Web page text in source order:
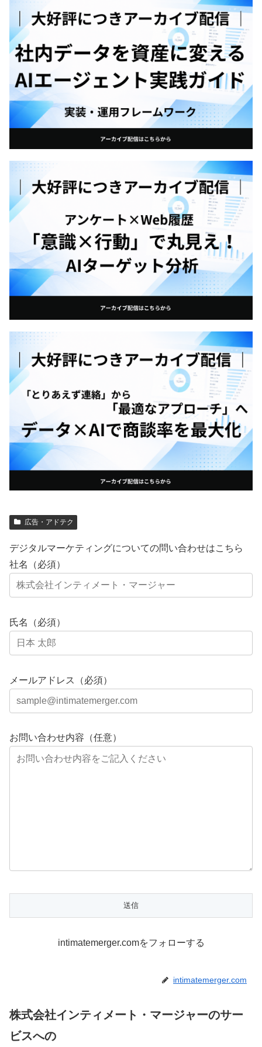
広告・アドテク
デジタルマーケティングについての問い合わせはこちら
社名（必須）
氏名（必須）
メールアドレス（必須）
お問い合わせ内容（任意）
intimatemerger.comをフォローする
intimatemerger.com
株式会社インティメート・マージャーのサー
ビスへの